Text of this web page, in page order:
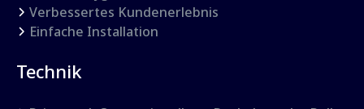
Verbessertes Kundenerlebnis
Einfache Installation
Technik